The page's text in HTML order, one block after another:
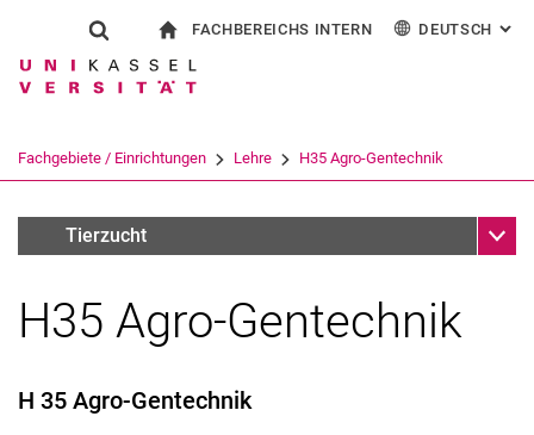
Springe direkt zu: Inhalt
Springe direkt zu: Suche
Springe direkt zu:
Suchformular
Suchbegriff
Suchen (öffnet externen Link in einem
FACHBEREICHS INTERN DEUTSCH :
Fachgebiete / Einrichtungen Lehre H35 Agro-Gentechnik
Lehrveranstaltungen Wintersemester
Tierzucht
H35 Agro-Gentechnik
H 35 Agro-Gentechnik